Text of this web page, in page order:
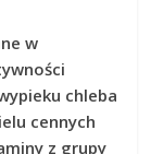
w
chleba
cennych
z grupy